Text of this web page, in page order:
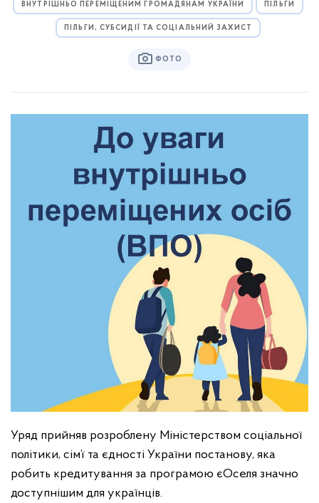
ВНУТРІШНЬО ПЕРЕМІЩЕНИМ ГРОМАДЯНАМ УКРАЇНИ ПІЛЬГИ
ПІЛЬГИ, СУБСИДІЇ ТА СОЦІАЛЬНИЙ ЗАХИСТ
ФОТО
Уряд прийняв розроблену Міністерством соціальної
політики, сім’ї та єдності України постанову, яка
робить кредитування за програмою єОселя значно
доступнішим для українців.